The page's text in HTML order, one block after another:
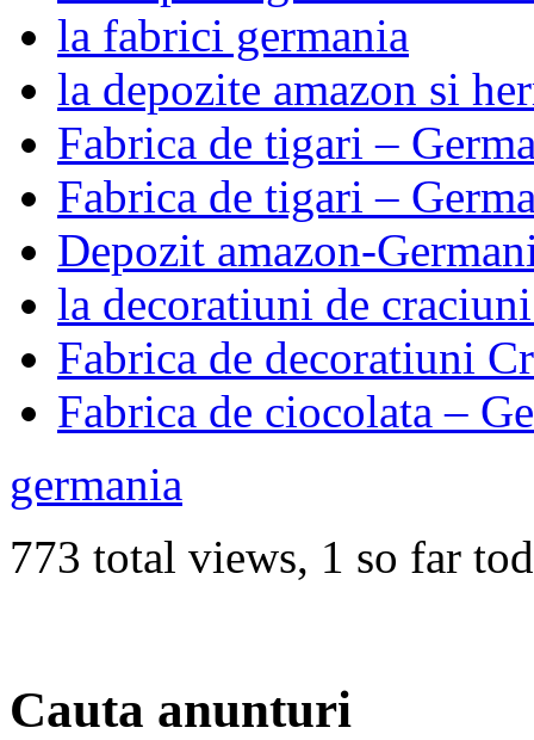
la fabrici germania
la depozite amazon si
Fabrica de tigari –
Fabrica de tigari –
Depozit amazon-
la decoratiuni de
Fabrica de decoratiuni
Fabrica de ciocolata –
germania
773 total views, 1 so far
Cauta anunturi